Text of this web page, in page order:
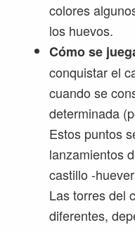
colores
los huevos.
Cómo se
conquistar el
cuando se
determinada
Estos puntos
lanzamientos
castillo -
Las torres del
diferentes,